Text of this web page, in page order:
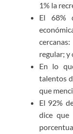
1% la
El 68%
regular; y
En lo
talentos
que
El 92%
dice que